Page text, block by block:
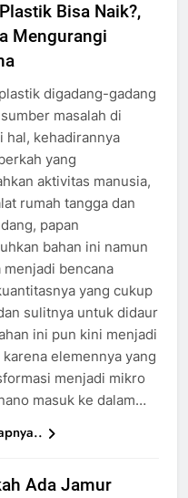
Bisa Naik?,
Mengurangi
digadang-gadang
masalah di
hal, kehadirannya
yang
aktivitas manusia,
rumah tangga dan
papan
bahan ini namun
menjadi bencana
yang cukup
sulitnya untuk didaur
ini pun kini menjadi
karena elemennya yang
menjadi mikro
masuk ke dalam…
Ada Jamur